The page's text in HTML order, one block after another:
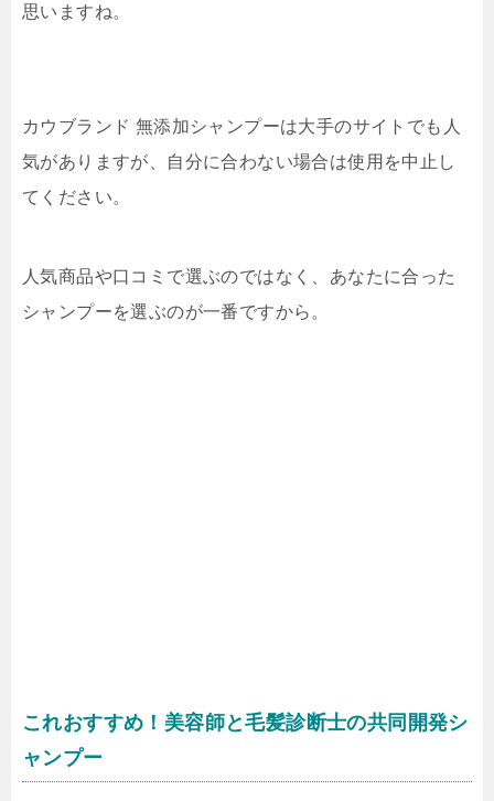
思いますね。
カウブランド 無添加シャンプーは大手のサイトでも人
気がありますが、自分に合わない場合は使用を中止し
てください。
人気商品や口コミで選ぶのではなく、あなたに合った
シャンプーを選ぶのが一番ですから。
これおすすめ！美容師と毛髪診断士の共同開発シ
ャンプー